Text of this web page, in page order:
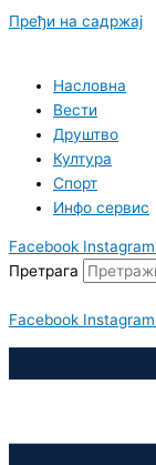
Пређи на садржај
Насловна
Вести
Друштво
Култура
Спорт
Инфо сервис
Facebook Instagram
Претрага
Facebook Instagram